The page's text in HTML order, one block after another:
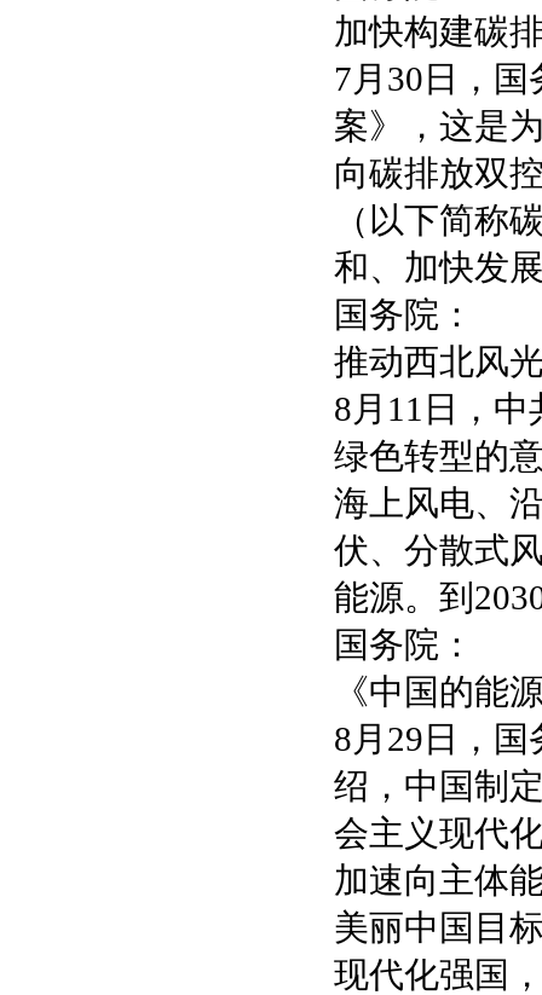
加快构建碳
7月30日，
案》，这是
向碳排放双
（以下简称
和、加快发
国务院：
推动西北风
8月11日，
绿色转型的
海上风电、
伏、分散式
能源。到
国务院：
《中国的能
8月29日，
绍，中国制
会主义现代
加速向主体
美丽中国目
现代化强国